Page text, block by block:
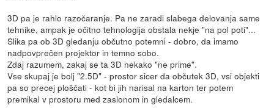
3D pa je rahlo razočaranje. Pa ne zaradi slabega delovanja same
tehnike, ampak je očitno tehnologija obstala nekje "na pol poti"...
Slika pa ob 3D gledanju občutno potemni - dobro, da imamo
nadpovprečen projektor in temno sobo.
Zdaj razumem, zakaj se ta 3D nekako "ne prime".
Vse skupaj je bolj "2.5D" - prostor sicer da občutek 3D, vsi objekti
pa so precej ploščati - kot bi jih narisal na karton ter potem
premikal v prostoru med zaslonom in gledalcem.